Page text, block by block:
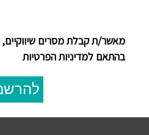
מאשר/ת קבלת מסרים
בהתאם למדיניות הפרטיות